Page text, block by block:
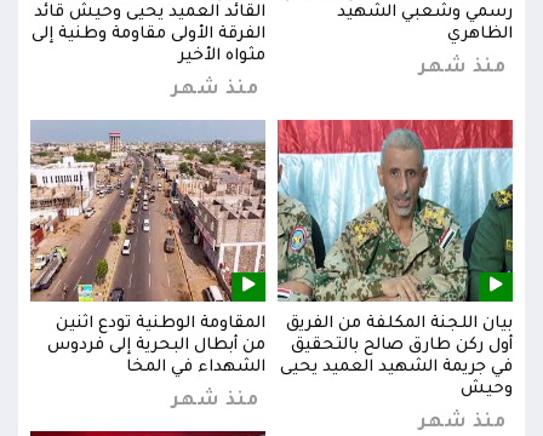
رسمي وشعبي الشهيد
الظاهري
منذ شهر
القائد العميد يحيى وحيش قائد
الفرقة الأولى مقاومة وطنية إلى
مثواه الأخير
منذ شهر
بيان اللجنة المكلفة من الفريق
أول ركن طارق صالح بالتحقيق
في جريمة الشهيد العميد يحيى
وحيش
منذ شهر
المقاومة الوطنية تودع اثنين
من أبطال البحرية إلى فردوس
الشهداء في المخا
منذ شهر